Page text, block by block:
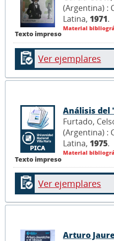
Texto impreso
(Argentina) :
Latina, 1971.
Material
Ver ejemplares
Texto impreso
Análisis del
Furtado,
(Argentina) :
Latina, 1975.
Material
Ver ejemplares
Arturo